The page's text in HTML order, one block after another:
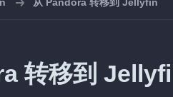
转移到